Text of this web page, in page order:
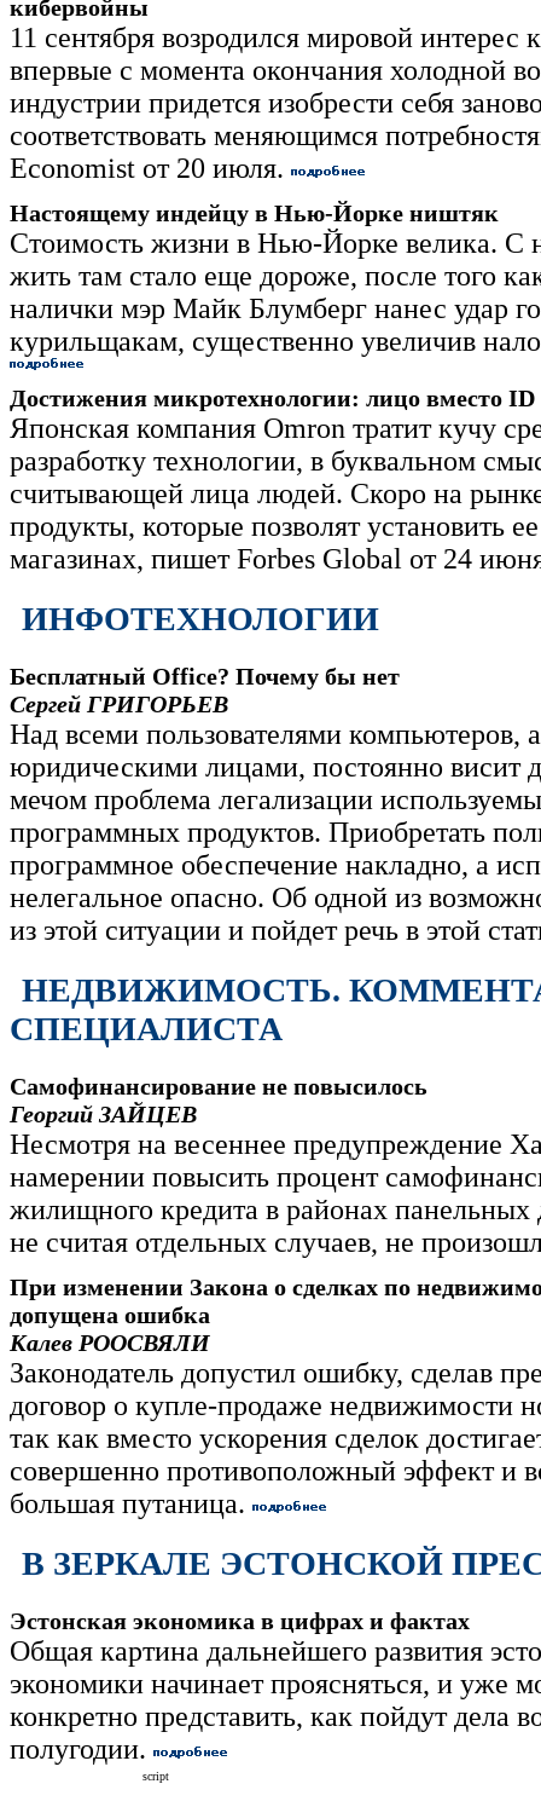
кибервойны
11 сентября возродился мировой интерес
впервые с момента окончания холодной
индустрии придется изобрести себя
соответствовать меняющимся
Economist от 20 июля.
Настоящему индейцу в Нью-Йорке ништяк
Стоимость жизни в Нью-Йорке велика. С
жить там стало еще дороже, после того
налички мэр Майк Блумберг нанес удар
курильщакам, существенно увеличив
Достижения микротехнологии: лицо вместо ID
Японская компания Omron тратит кучу
разработку технологии, в буквальном
считывающей лица людей. Скоро на
продукты, которые позволят установить
магазинах, пишет Forbes Global от 24
ИНФОТЕХНОЛОГИИ
Бесплатный Office? Почему бы нет
Сергей ГРИГОРЬЕВ
Над всеми пользователями компьютеров,
юридическими лицами, постоянно висит
мечом проблема легализации
программных продуктов. Приобретать
программное обеспечение накладно, а
нелегальное опасно. Об одной из
из этой ситуации и пойдет речь в этой
НЕДВИЖИМОСТЬ.
СПЕЦИАЛИСТА
Самофинансирование не повысилось
Георгий ЗАЙЦЕВ
Несмотря на весеннее предупреждение
намерении повысить процент
жилищного кредита в районах панельных
не считая отдельных случаев, не
При изменении Закона о сделках по
допущена ошибка
Калев РООСВЯЛИ
Законодатель допустил ошибку, сделав
договор о купле-продаже недвижимости
так как вместо ускорения сделок
совершенно противоположный эффект и
большая путаница.
В ЗЕРКАЛЕ ЭСТОНСКОЙ
Эстонская экономика в цифрах и фактах
Общая картина дальнейшего развития
экономики начинает проясняться, и уже
конкретно представить, как пойдут дела
полугодии.
script